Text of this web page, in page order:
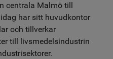
centrala Malmö till
har sitt huvudkontor
och tillverkar
till livsmedelsindustrin